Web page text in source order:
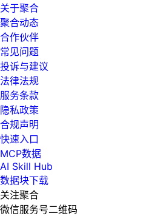
关于聚合
聚合动态
合作伙伴
常见问题
投诉与建议
法律法规
服务条款
隐私政策
合规声明
快速入口
MCP数据
AI Skill Hub
数据块下载
关注聚合
微信服务号二维码